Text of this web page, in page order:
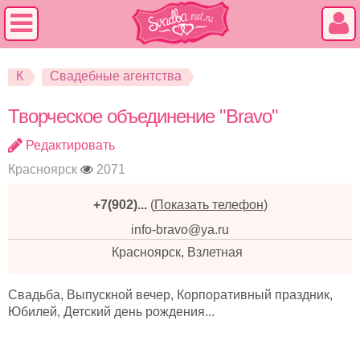
К Свадебные агентства
Творческое объединение "Bravo"
Редактировать
Красноярск
2071
+7(902)... (Показать телефон)
info-bravo@ya.ru
Красноярск, Взлетная
Свадьба, Выпускной вечер, Корпоративный праздник,
Юбилей, Детский день рождения...